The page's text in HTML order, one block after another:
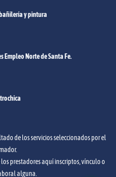
y pintura
Norte de Santa Fe.
de los servicios seleccionados por el
los prestadores aquí inscriptos, vínculo o
alguna.